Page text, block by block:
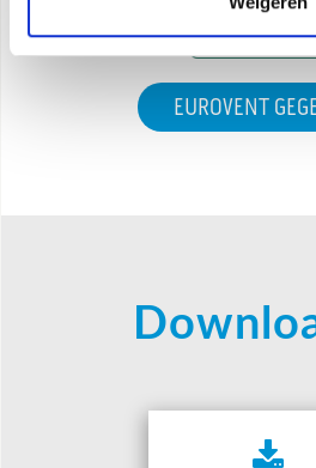
EUROVENT